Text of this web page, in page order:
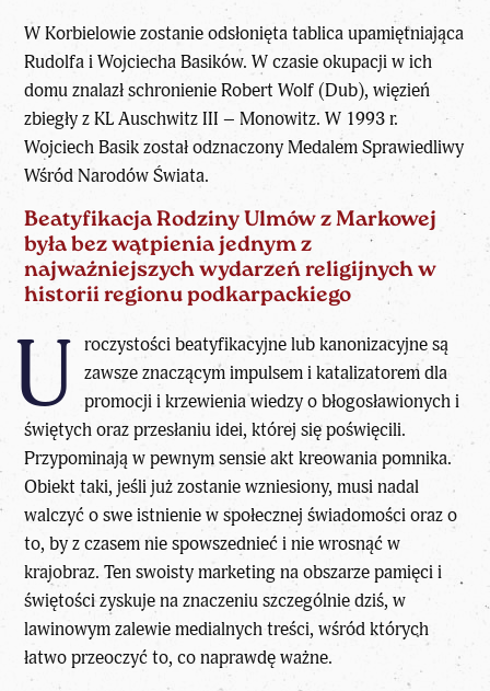
W Korbielowie zostanie odsłonięta tablica upamiętniająca
Rudolfa i Wojciecha Basików. W czasie okupacji w ich
domu znalazł schronienie Robert Wolf (Dub), więzień
zbiegły z KL Auschwitz III – Monowitz. W 1993 r.
Wojciech Basik został odznaczony Medalem Sprawiedliwy
Wśród Narodów Świata.
Beatyfikacja Rodziny Ulmów z Markowej
była bez wątpienia jednym z
najważniejszych wydarzeń religijnych w
historii regionu podkarpackiego
U roczystości beatyfikacyjne lub kanonizacyjne są
zawsze znaczącym impulsem i katalizatorem dla
promocji i krzewienia wiedzy o błogosławionych i
świętych oraz przesłaniu idei, której się poświęcili.
Przypominają w pewnym sensie akt kreowania pomnika.
Obiekt taki, jeśli już zostanie wzniesiony, musi nadal
walczyć o swe istnienie w społecznej świadomości oraz o
to, by z czasem nie spowszednieć i nie wrosnąć w
krajobraz. Ten swoisty marketing na obszarze pamięci i
świętości zyskuje na znaczeniu szczególnie dziś, w
lawinowym zalewie medialnych treści, wśród których
łatwo przeoczyć to, co naprawdę ważne.